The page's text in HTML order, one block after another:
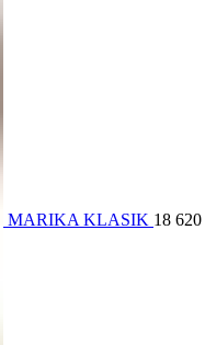
MARIKA KLASIK 18 620